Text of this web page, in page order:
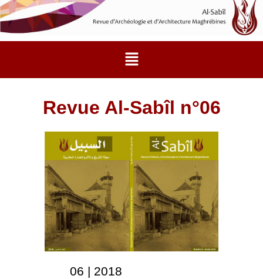
Aller
au
contenu
Menu
Revue Al-Sabîl n°06
06 | 2018